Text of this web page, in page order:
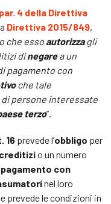
4 della Direttiva
Direttiva 2015/849,
che esso autorizzagli
dinegarea un
pagamento con
che tale
di persone interessate
terzo”.
16 prevede l’obbligo per
o un numero
con
nel loro
prevede le condizioni in